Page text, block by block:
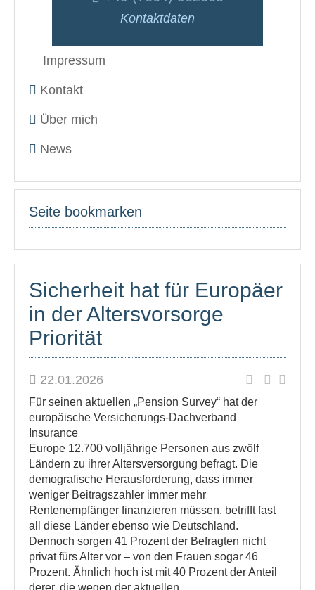
Kontaktdaten
Impressum
Kontakt
Über mich
News
Seite bookmarken
Sicherheit hat für Europäer
in der Altersvorsorge
Priorität
22.01.2026
Für seinen aktuellen „Pension Survey“ hat der
europäische Versicherungs-Dachverband
Insurance
Europe 12.700 volljährige Personen aus zwölf
Ländern zu ihrer Altersversorgung befragt. Die
demografische Herausforderung, dass immer
weniger Beitragszahler immer mehr
Rentenempfänger finanzieren müssen, betrifft fast
all diese Länder ebenso wie Deutschland.
Dennoch sorgen 41 Prozent der Befragten nicht
privat fürs Alter vor – von den Frauen sogar 46
Prozent. Ähnlich hoch ist mit 40 Prozent der Anteil
derer, die wegen der aktuellen